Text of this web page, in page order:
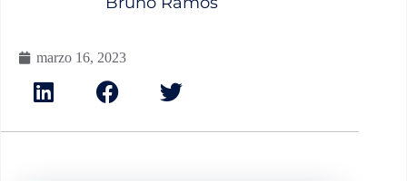
marzo 16, 2023